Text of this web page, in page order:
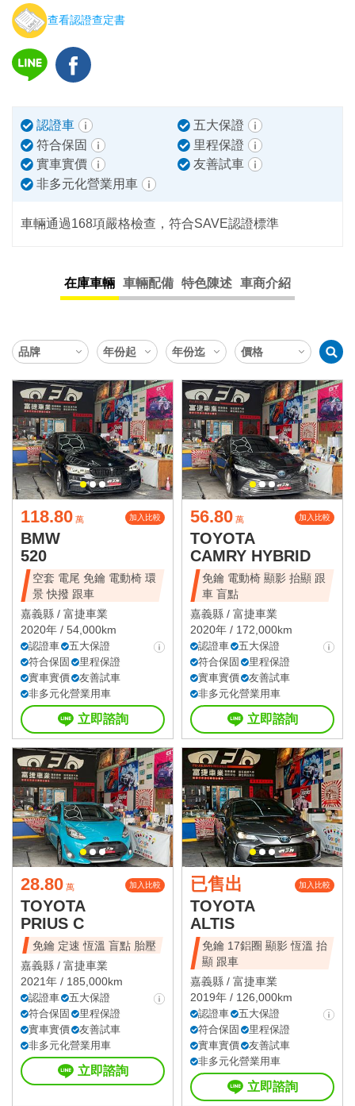
查看認證查定書
認證車
五大保證
符合保固
里程保證
實車實價
友善試車
非多元化營業用車
車輛通過168項嚴格檢查，符合SAVE認證標準
在庫車輛 車輛配備 特色陳述 車商介紹
118.80 萬 加入比較
BMW
520
空套 電尾 免鑰 電動椅 環
景 快撥 跟車
嘉義縣 / 富捷車業
2020年 / 54,000km
認證車
五大保證
符合保固
里程保證
實車實價
友善試車
非多元化營業用車
立即諮詢
56.80 萬 加入比較
TOYOTA
CAMRY HYBRID
免鑰 電動椅 顯影 抬顯 跟
車 盲點
嘉義縣 / 富捷車業
2020年 / 172,000km
認證車
五大保證
符合保固
里程保證
實車實價
友善試車
非多元化營業用車
立即諮詢
28.80 萬 加入比較
TOYOTA
PRIUS C
免鑰 定速 恆溫 盲點 胎壓
嘉義縣 / 富捷車業
2021年 / 185,000km
認證車
五大保證
符合保固
里程保證
實車實價
友善試車
非多元化營業用車
立即諮詢
已售出 加入比較
TOYOTA
ALTIS
免鑰 17鋁圈 顯影 恆溫 抬
顯 跟車
嘉義縣 / 富捷車業
2019年 / 126,000km
認證車
五大保證
符合保固
里程保證
實車實價
友善試車
非多元化營業用車
立即諮詢